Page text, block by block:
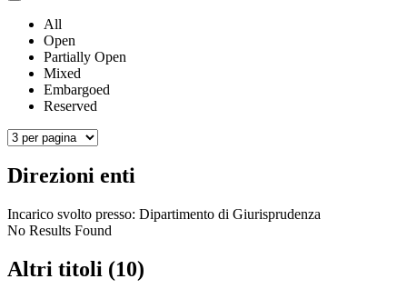
All
Open
Partially Open
Mixed
Embargoed
Reserved
Direzioni enti
Incarico svolto presso: Dipartimento di Giurisprudenza
No Results Found
Altri titoli (10)